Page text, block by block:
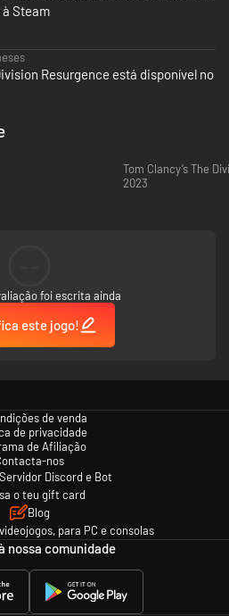
à Steam
Resurgence está disponível no
2023
foi escrita ainda
este jogo!
de venda
de privacidade
de Afiliação
nos
Discord e Bot
o teu gift card
Blog
para PC e consolas
nossa comunidade